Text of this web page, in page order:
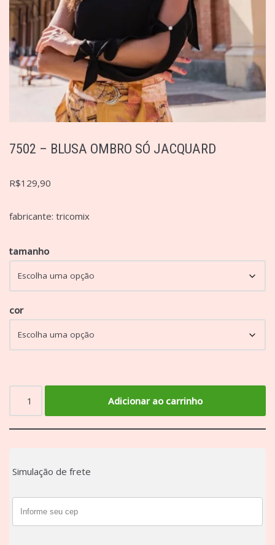
7502 – BLUSA OMBRO SÓ JACQUARD
R$129,90
fabricante: tricomix
tamanho
cor
Adicionar ao carrinho
Simulação de frete